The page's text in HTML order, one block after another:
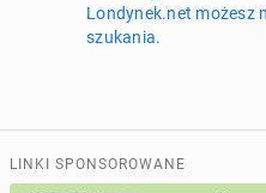
Oferta i
Londynek.net możesz
szukania.
LINKI SPONSOROWANE